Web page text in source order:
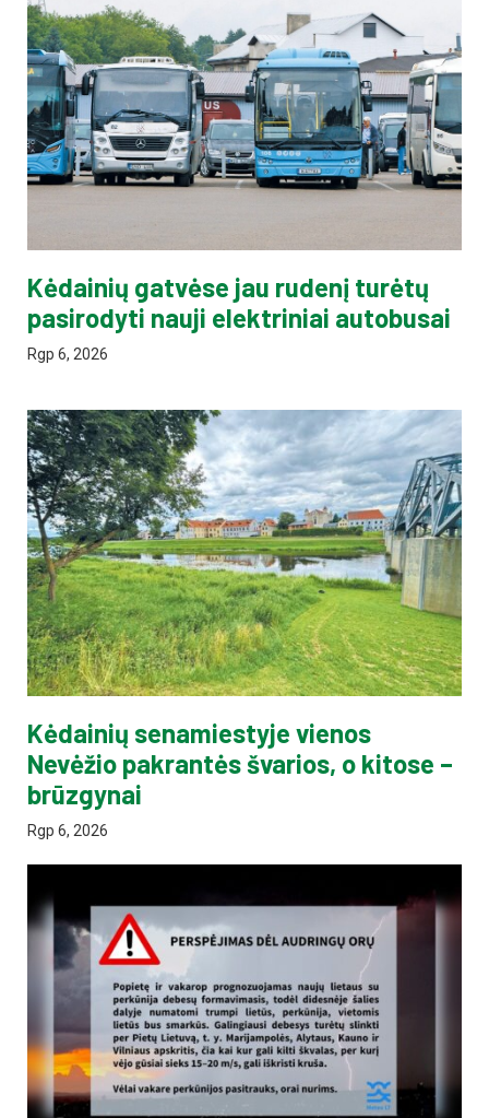
Kėdainių gatvėse jau rudenį turėtų
pasirodyti nauji elektriniai autobusai
Rgp 6, 2026
Kėdainių senamiestyje vienos
Nevėžio pakrantės švarios, o kitose –
brūzgynai
Rgp 6, 2026